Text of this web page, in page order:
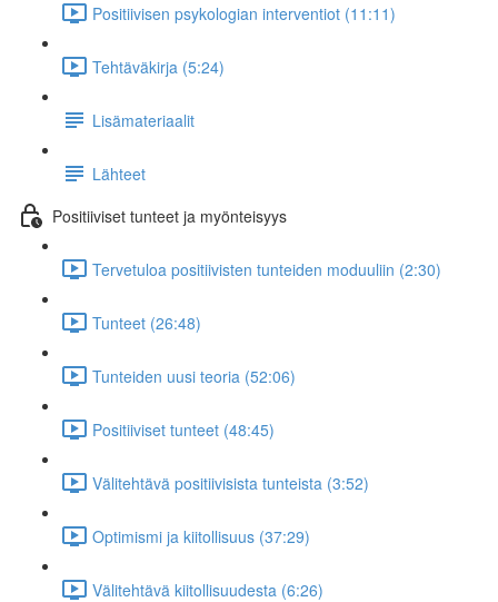
Positiivisen psykologian interventiot (11:11)
Tehtäväkirja (5:24)
Lisämateriaalit
Lähteet
Positiiviset tunteet ja myönteisyys
Tervetuloa positiivisten tunteiden moduuliin (2:30)
Tunteet (26:48)
Tunteiden uusi teoria (52:06)
Positiiviset tunteet (48:45)
Välitehtävä positiivisista tunteista (3:52)
Optimismi ja kiitollisuus (37:29)
Välitehtävä kiitollisuudesta (6:26)